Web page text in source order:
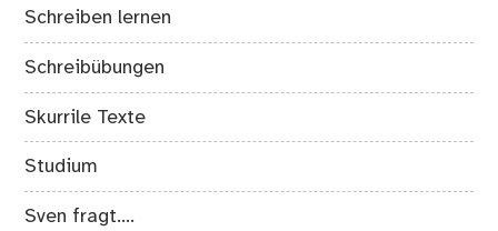
Schreiben lernen
Schreibübungen
Skurrile Texte
Studium
Sven fragt….